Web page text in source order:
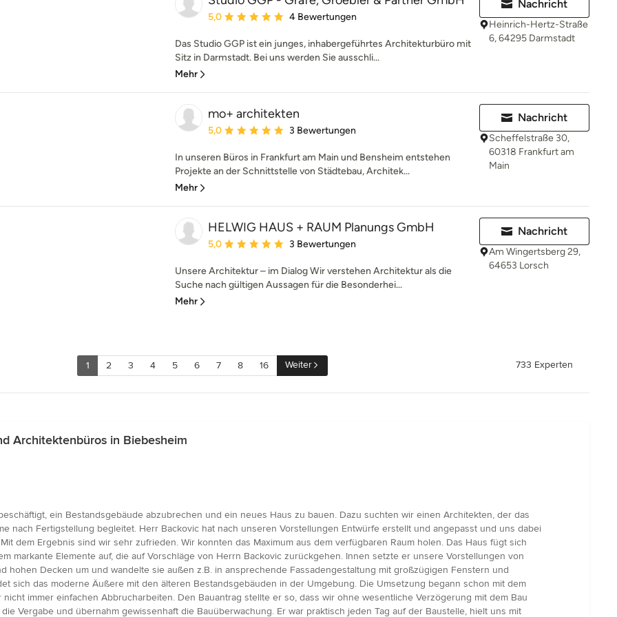
Durchschnittliche Bewertung: 5 von 5 Sternen
5,0 4 Bewertungen
Das Studio GGP ist ein junges, inhabergeführtes Architekturbüro mit
Sitz in Darmstadt. Bei uns werden Sie ausschli...
Mehr
Nachricht
Heinrich-Hertz-Straße
6, 64295 Darmstadt
mo+ architekten
Durchschnittliche Bewertung: 5 von 5 Sternen
5,0 3 Bewertungen
In unseren Büros in Frankfurt am Main und Bensheim entstehen
Projekte an der Schnittstelle von Städtebau, Architek...
Mehr
Nachricht
Scheffelstraße 30,
60318 Frankfurt am
Main
HELWIG HAUS + RAUM Planungs GmbH
Durchschnittliche Bewertung: 5 von 5 Sternen
5,0 3 Bewertungen
Unsere Architektur – im Dialog Wir verstehen Architektur als die
Suche nach gültigen Aussagen für die Besonderhei...
Mehr
Nachricht
Am Wingertsberg 29,
64653 Lorsch
1 2 3 4 5 6 7 8 16 Weiter 733 Experten
Architektenbüros in Biebesheim
ein Bestandsgebäude abzubrechen und ein neues Haus zu bauen. Dazu suchten wir einen Architekten, der das
nach Fertigstellung begleitet. Herr Backovic hat nach unseren Vorstellungen Entwürfe erstellt und angepasst und uns dabei
dem Ergebnis sind wir sehr zufrieden. Wir konnten das Maximum aus dem verfügbaren Raum holen. Das Haus fügt sich
markante Elemente auf, die auf Vorschläge von Herrn Backovic zurückgehen. Innen setzte er unsere Vorstellungen von
hohen Decken um und wandelte sie außen z.B. in ansprechende Fassadengestaltung mit großzügigen Fenstern und
sich das moderne Äußere mit den älteren Bestandsgebäuden in der Umgebung. Die Umsetzung begann schon mit dem
immer einfachen Abbrucharbeiten. Den Bauantrag stellte er so, dass wir ohne wesentliche Verzögerung mit dem Bau
Vergabe und übernahm gewissenhaft die Bauüberwachung. Er war praktisch jeden Tag auf der Baustelle, hielt uns mit